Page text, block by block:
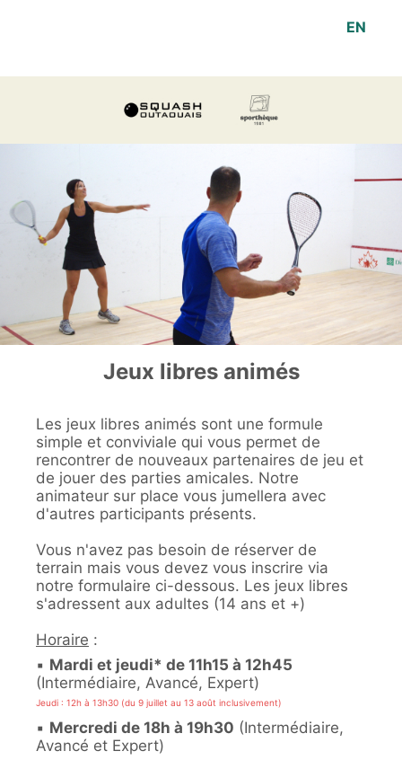
EN
Jeux libres animés
Les jeux libres animés sont une formule
simple et conviviale qui vous permet de
rencontrer de nouveaux partenaires de jeu et
de jouer des parties amicales. Notre
animateur sur place vous jumellera avec
d'autres participants présents.
Vous n'avez pas besoin de réserver de
terrain mais vous devez vous inscrire via
notre formulaire ci-dessous. Les jeux libres
s'adressent aux adultes (14 ans et +)
Horaire :
▪️ Mardi et jeudi* de 11h15 à 12h45
(Intermédiaire, Avancé, Expert)
Jeudi : 12h à 13h30 (du 9 juillet au 13 août inclusivement)
▪️ Mercredi de 18h à 19h30 (Intermédiaire,
Avancé et Expert)